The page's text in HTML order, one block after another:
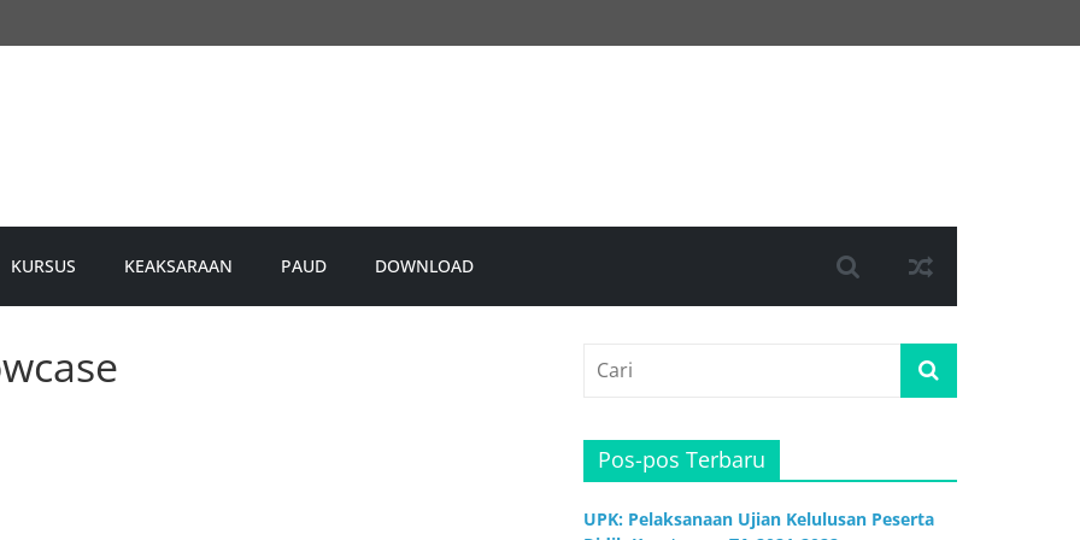
KURSUS KEAKSARAAN PAUD DOWNLOAD
Pos-pos Terbaru
UPK: Pelaksanaan Ujian Kelulusan Peserta